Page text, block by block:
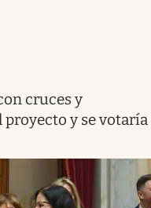
cruces y
proyecto y se votaría